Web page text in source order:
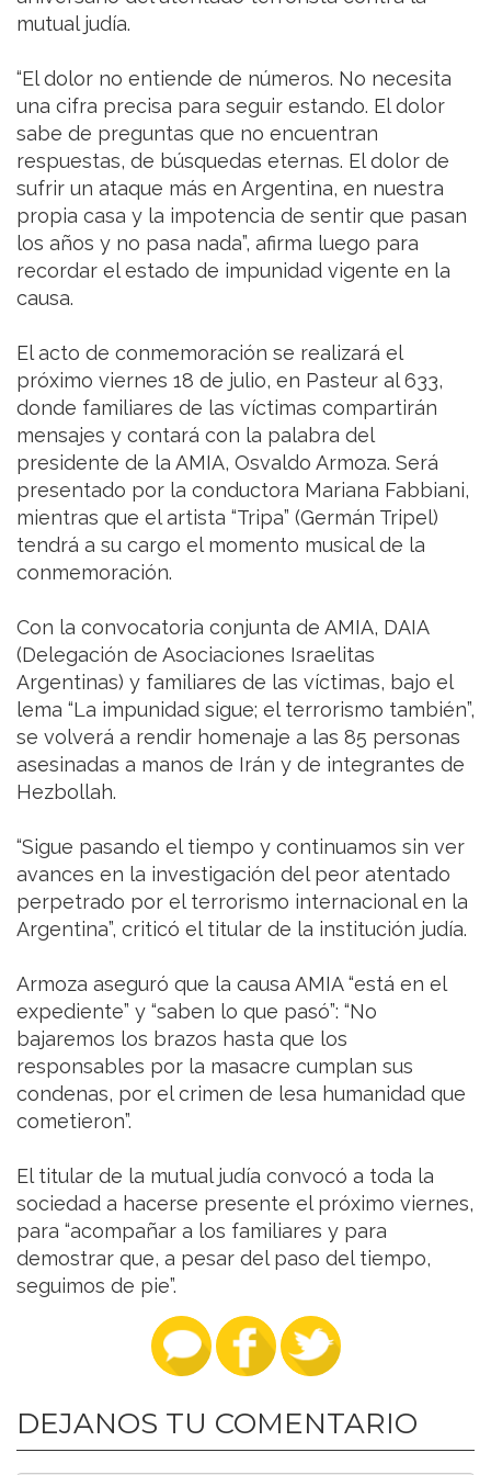
mutual judía.
“El dolor no entiende de números. No necesita
una cifra precisa para seguir estando. El dolor
sabe de preguntas que no encuentran
respuestas, de búsquedas eternas. El dolor de
sufrir un ataque más en Argentina, en nuestra
propia casa y la impotencia de sentir que pasan
los años y no pasa nada”, afirma luego para
recordar el estado de impunidad vigente en la
causa.
El acto de conmemoración se realizará el
próximo viernes 18 de julio, en Pasteur al 633,
donde familiares de las víctimas compartirán
mensajes y contará con la palabra del
presidente de la AMIA, Osvaldo Armoza. Será
presentado por la conductora Mariana Fabbiani,
mientras que el artista “Tripa” (Germán Tripel)
tendrá a su cargo el momento musical de la
conmemoración.
Con la convocatoria conjunta de AMIA, DAIA
(Delegación de Asociaciones Israelitas
Argentinas) y familiares de las víctimas, bajo el
lema “La impunidad sigue; el terrorismo también”,
se volverá a rendir homenaje a las 85 personas
asesinadas a manos de Irán y de integrantes de
Hezbollah.
“Sigue pasando el tiempo y continuamos sin ver
avances en la investigación del peor atentado
perpetrado por el terrorismo internacional en la
Argentina”, criticó el titular de la institución judía.
Armoza aseguró que la causa AMIA “está en el
expediente” y “saben lo que pasó”: “No
bajaremos los brazos hasta que los
responsables por la masacre cumplan sus
condenas, por el crimen de lesa humanidad que
cometieron”.
El titular de la mutual judía convocó a toda la
sociedad a hacerse presente el próximo viernes,
para “acompañar a los familiares y para
demostrar que, a pesar del paso del tiempo,
seguimos de pie”.
DEJANOS TU COMENTARIO